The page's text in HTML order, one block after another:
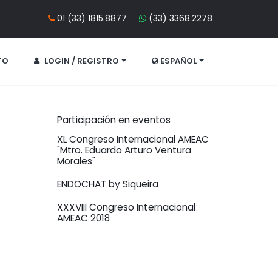
01 (33) 1815.8877 (33) 3368.2278
LOGIN / REGISTRO ESPAÑOL
Participación en eventos
XL Congreso Internacional AMEAC
"Mtro. Eduardo Arturo Ventura
Morales"
ENDOCHAT by Siqueira
XXXVIII Congreso Internacional
AMEAC 2018